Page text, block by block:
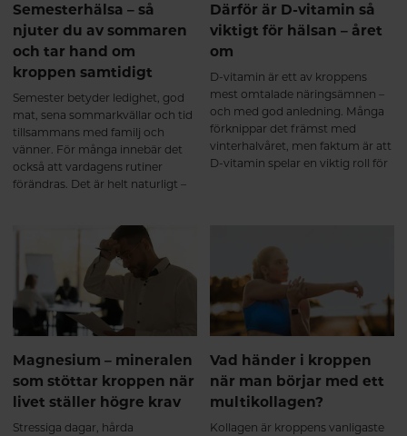
Semesterhälsa – så
njuter du av sommaren
och tar hand om
kroppen samtidigt
Semester betyder ledighet, god
mat, sena sommarkvällar och tid
tillsammans med familj och
vänner. För många innebär det
också att vardagens rutiner
förändras. Det är helt naturligt –
Därför är D-vitamin så
viktigt för hälsan – året
om
D-vitamin är ett av kroppens
mest omtalade näringsämnen –
och med god anledning. Många
förknippar det främst med
vinterhalvåret, men faktum är att
D-vitamin spelar en viktig roll för
en normal benstomme.
Magnesium – mineralen
som stöttar kroppen när
livet ställer högre krav
Stressiga dagar, hårda
Vad händer i kroppen
när man börjar med ett
multikollagen?
Kollagen är kroppens vanligaste